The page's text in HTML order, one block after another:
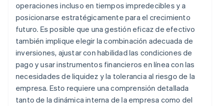
operaciones incluso en tiempos impredecibles y a
posicionarse estratégicamente para el crecimiento
futuro. Es posible que una gestión eficaz de efectivo
también implique elegir la combinación adecuada de
inversiones, ajustar con habilidad las condiciones de
pago y usar instrumentos financieros en línea con las
necesidades de liquidez y la tolerancia al riesgo de la
empresa. Esto requiere una comprensión detallada
tanto de la dinámica interna de la empresa como del